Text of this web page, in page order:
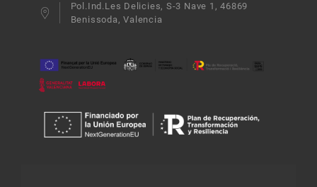
Pol.Ind.Les Delicies, S-3 Nave 1, 46869
Benissoda, Valencia